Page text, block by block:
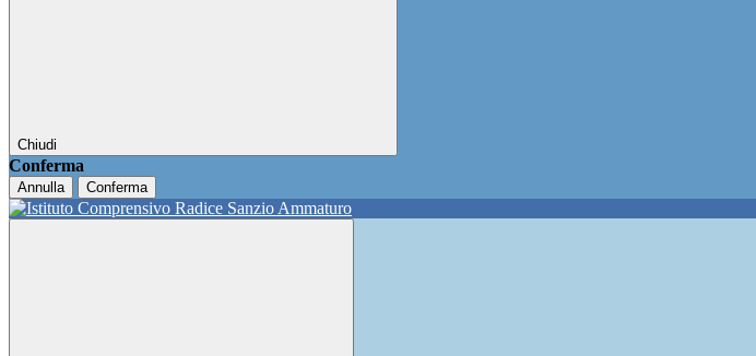
Chiudi
Conferma
Annulla Conferma